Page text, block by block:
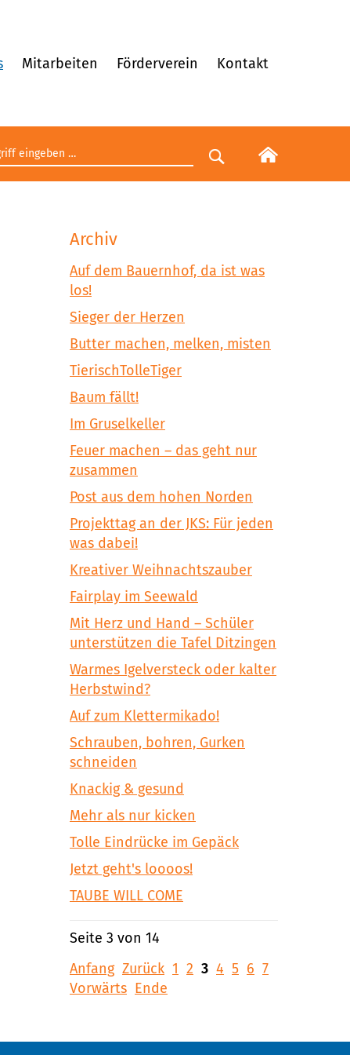
Mitarbeiten Förderverein Kontakt
eingeben
Suche starten
Archiv
Auf dem Bauernhof, da ist was
los!
Sieger der Herzen
Butter machen, melken, misten
TierischTolleTiger
Baum fällt!
Im Gruselkeller
Feuer machen – das geht nur
zusammen
Post aus dem hohen Norden
Projekttag an der JKS: Für jeden
was dabei!
Kreativer Weihnachtszauber
Fairplay im Seewald
Mit Herz und Hand – Schüler
unterstützen die Tafel Ditzingen
Warmes Igelversteck oder kalter
Herbstwind?
Auf zum Klettermikado!
Schrauben, bohren, Gurken
schneiden
Knackig & gesund
Mehr als nur kicken
Tolle Eindrücke im Gepäck
Jetzt geht's loooos!
TAUBE WILL COME
Seite 3 von 14
Anfang Zurück 1 2 3 4 5 6 7
Vorwärts Ende